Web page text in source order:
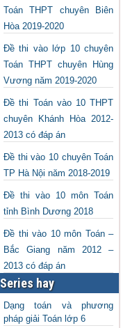
Toán THPT chuyên Biên
Hòa 2019-2020
Đề thi vào lớp 10 chuyên
Toán THPT chuyên Hùng
Vương năm 2019-2020
Đề thi Toán vào 10 THPT
chuyên Khánh Hòa 2012-
2013 có đáp án
Đề thi vào 10 chuyên Toán
TP Hà Nội năm 2018-2019
Đề thi vào 10 môn Toán
tỉnh Bình Dương 2018
Đề thi vào 10 môn Toán –
Bắc Giang năm 2012 –
2013 có đáp án
Series hay
Dạng toán và phương
pháp giải Toán lớp 6